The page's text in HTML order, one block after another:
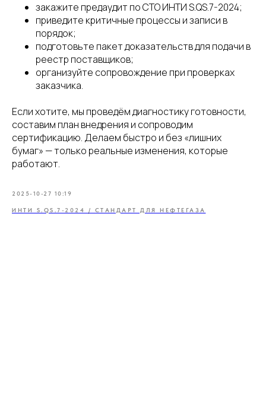
закажите предаудит по СТО ИНТИ S.QS.7-2024;
приведите критичные процессы и записи в
порядок;
подготовьте пакет доказательств для подачи в
реестр поставщиков;
организуйте сопровождение при проверках
заказчика.
Если хотите, мы проведём диагностику готовности,
составим план внедрения и сопроводим
сертификацию. Делаем быстро и без «лишних
бумаг» — только реальные изменения, которые
работают.
2025-10-27 10:19
ИНТИ S.QS.7-2024 / СТАНДАРТ ДЛЯ НЕФТЕГАЗА
+7 (989) 048-29-10
О нас
Полезная информация
Услуги